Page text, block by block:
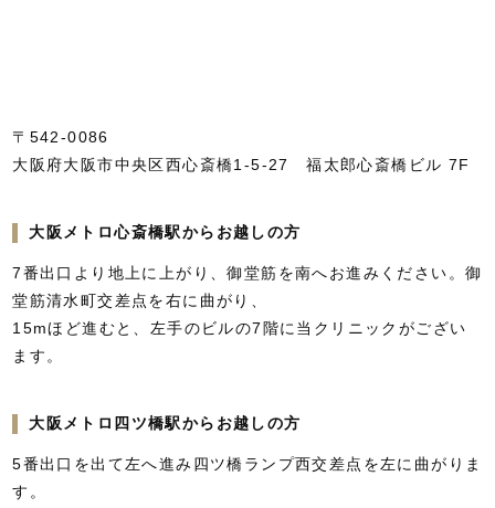
〒542-0086
大阪府大阪市中央区西心斎橋1-5-27 福太郎心斎橋ビル 7F
大阪メトロ心斎橋駅からお越しの方
7番出口より地上に上がり、御堂筋を南へお進みください。御
堂筋清水町交差点を右に曲がり、
15mほど進むと、左手のビルの7階に当クリニックがござい
ます。
大阪メトロ四ツ橋駅からお越しの方
5番出口を出て左へ進み四ツ橋ランプ西交差点を左に曲がりま
す。